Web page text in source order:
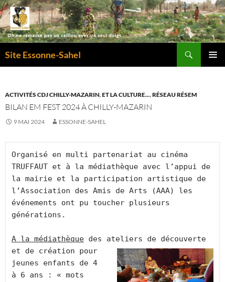
Site Essonne-Sahel
ACTIVITÉS CDJ CHILLY-MAZARIN,ET LA CULTURE...,RÉSEAU RÉSEM
BILAN EM FEST 2024 À CHILLY-MAZARIN
9 MAI 2024 ESSONNE-SAHEL
Organisé en multi partenariat au cinéma
TRUFFAUT et à la médiathèque avec l’appui de
la mairie et la participation artistique de
l’Association des Amis de Arts (AAA) les
événements ont pu toucher plusieurs
générations.
A la médiathèque des ateliers de découverte
et de création pour
jeunes enfants de 4
à 6 ans : « mots